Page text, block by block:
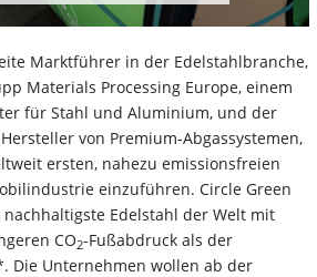
Marktführer in der Edelstahlbranche,
Materials Processing Europe, einem
für Stahl und Aluminium, und der
von Premium-Abgassystemen,
ersten, nahezu emissionsfreien
einzuführen. Circle Green
Edelstahl der Welt mit
CO2-Fußabdruck als der
Die Unternehmen wollen ab der